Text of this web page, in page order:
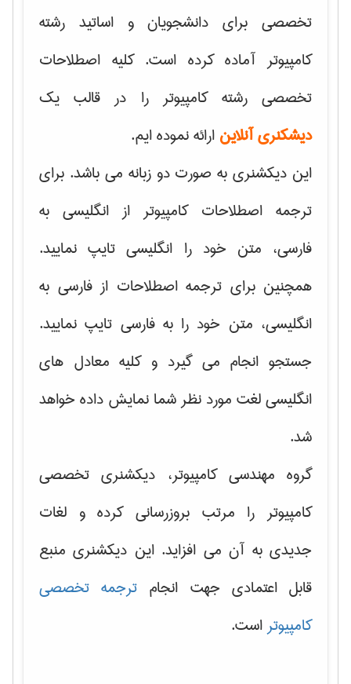
تخصصی برای دانشجویان و اساتید رشته
کامپیوتر آماده کرده است. کلیه اصطلاحات
تخصصی رشته کامپیوتر را در قالب یک
دیشکنری آنلاین ارائه نموده ایم.
این دیکشنری به صورت دو زبانه می باشد. برای
ترجمه اصطلاحات کامپیوتر از انگلیسی به
فارسی، متن خود را انگلیسی تایپ نمایید.
همچنین برای ترجمه اصطلاحات از فارسی به
انگلیسی، متن خود را به فارسی تایپ نمایید.
جستجو انجام می گیرد و کلیه معادل های
انگلیسی لغت مورد نظر شما نمایش داده خواهد
شد.
گروه مهندسی کامپیوتر، دیکشنری تخصصی
کامپیوتر را مرتب بروزرسانی کرده و لغات
جدیدی به آن می افزاید. این دیکشنری منبع
قابل اعتمادی جهت انجام ترجمه تخصصی
کامپیوتراست.